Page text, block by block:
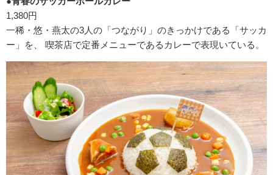
1,380円
一稀・悠・燕太の3人の「つながり」のきっかけである「サッカ
ー」を、 喫茶店で定番メニューであるカレーで表現いている。